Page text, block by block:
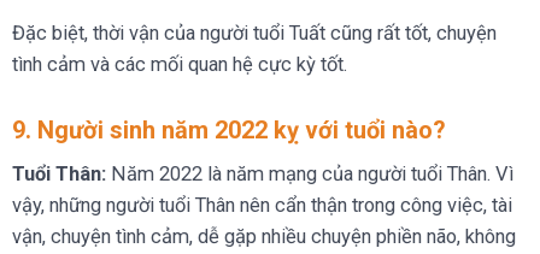
Đặc biệt, thời vận của người tuổi Tuất cũng rất tốt, chuyện
tình cảm và các mối quan hệ cực kỳ tốt.
9. Người sinh năm 2022 kỵ với tuổi nào?
Tuổi Thân: Năm 2022 là năm mạng của người tuổi Thân. Vì
vậy, những người tuổi Thân nên cẩn thận trong công việc, tài
vận, chuyện tình cảm, dễ gặp nhiều chuyện phiền não, không